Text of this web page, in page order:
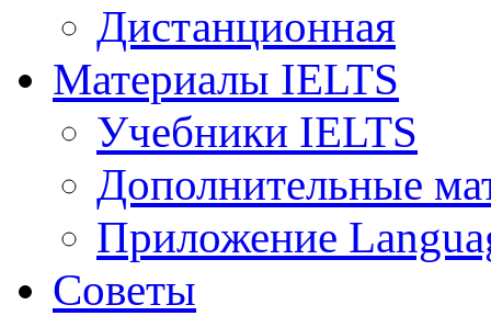
Дистанционная
Материалы IELTS
Учебники IELTS
Дополнительные
Приложение
Советы